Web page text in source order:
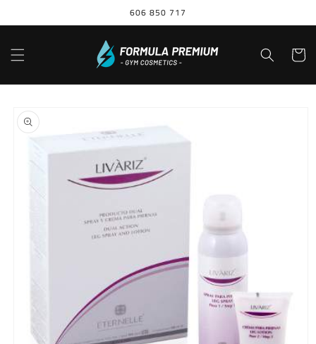
al contenido
606 850 717
Carrito
a la
información